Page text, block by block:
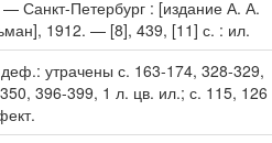
Санкт-Петербург : [издание А. А.
1912. — [8], 439, [11] с. : ил.
утрачены с. 163-174, 328-329,
396-399, 1 л. цв. ил.; с. 115, 126